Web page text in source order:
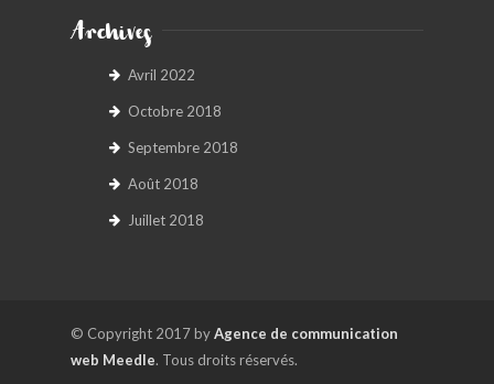
Archives
Avril 2022
Octobre 2018
Septembre 2018
Août 2018
Juillet 2018
© Copyright 2017 byAgence de communication
web Meedle. Tous droits réservés.